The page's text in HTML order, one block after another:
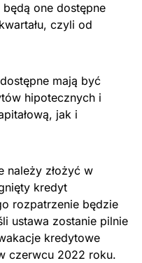
one dostępne
czyli od
mają być
hipotecznych i
jak i
należy złożyć w
kredyt
rozpatrzenie będzie
ustawa zostanie pilnie
kredytowe
czerwcu 2022 roku.